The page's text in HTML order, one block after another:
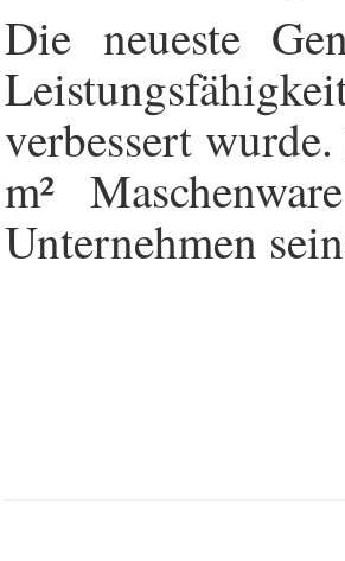
Die neueste
verbessert
m²
Unternehmen